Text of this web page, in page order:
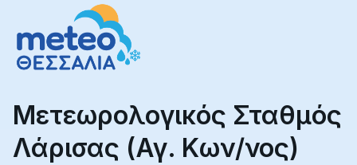
Μετεωρολογικός Σταθμός
Λάρισας (Αγ. Κων/νος)